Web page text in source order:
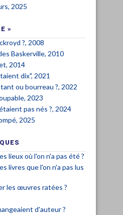
2025
»
?, 2008
Baskerville, 2010
2014
dix", 2021
ou bourreau ?, 2022
2023
pas nés ?, 2024
2025
lieux où l'on n'a pas été ?
livres que l'on n'a pas lus
les œuvres ratées ?
d'auteur ?